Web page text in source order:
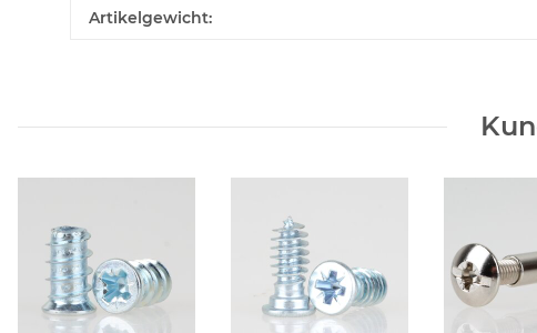
Produkteigenschaft
Wert
Artikelgewicht: